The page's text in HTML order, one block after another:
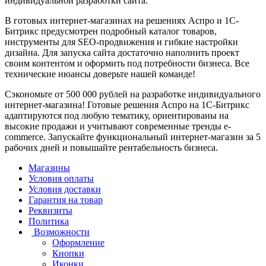
В готовых интернет-магазинах на решениях Аспро и 1С-
Битрикс предусмотрен подробный каталог товаров,
инструменты для SEO-продвижения и гибкие настройки
дизайна. Для запуска сайта достаточно наполнить проект
своим контентом и оформить под потребности бизнеса. Все
технические нюансы доверьте нашей команде!
Сэкономьте от 500 000 рублей на разработке индивидуального
интернет-магазина! Готовые решения Аспро на 1С-Битрикс
адаптируются под любую тематику, ориентированы на
высокие продажи и учитывают современные тренды e-
commerce. Запускайте функциональный интернет-магазин за 5
рабочих дней и повышайте рентабельность бизнеса.
Магазины
Условия оплаты
Условия доставки
Гарантия на товар
Реквизиты
Политика
Возможности
Оформление
Кнопки
Иконки